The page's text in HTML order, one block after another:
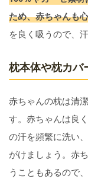
ため、赤ちゃんも
を良く吸うので、
枕本体や枕カバ
赤ちゃんの枕は清
す。赤ちゃんは良
の汗を頻繁に洗い
がけましょう。赤
うこともあるので